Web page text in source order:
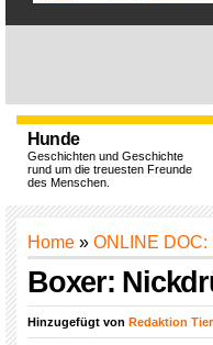
Hunde
Geschichten und Geschichte
rund um die treuesten Freunde
des Menschen.
Home » ONLINE DOC:
Boxer:
Hinzugefügt von Redaktion